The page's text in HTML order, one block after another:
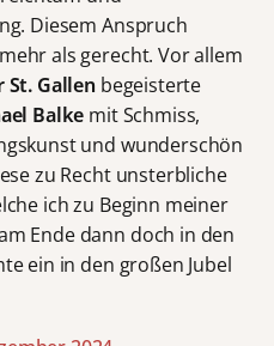
Diesem Anspruch
als gerecht. Vor allem
Gallen begeisterte
Balke mit Schmiss,
und wunderschön
zu Recht unsterbliche
ich zu Beginn meiner
Ende dann doch in den
ein in den großen Jubel